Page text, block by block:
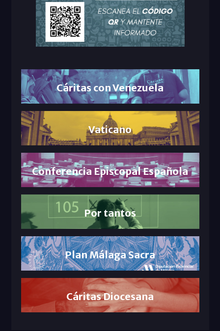
Cáritas con Venezuela
Vaticano
Conferencia Episcopal Española
Por tantos
Plan Málaga Sacra
Cáritas Diocesana